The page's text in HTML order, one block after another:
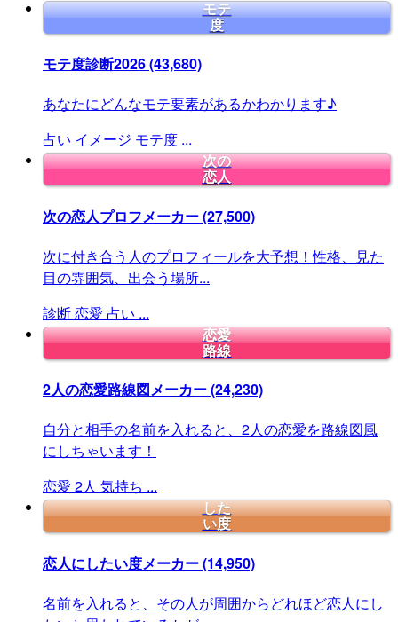
モテ
度
モテ度診断2026(43,680)
あなたにどんなモテ要素があるかわかります♪
占い イメージ モテ度 ...
次の
恋人
次の恋人プロフメーカー(27,500)
次に付き合う人のプロフィールを大予想！性格、見た
目の雰囲気、出会う場所...
診断恋愛 占い ...
恋愛
路線
2人の恋愛路線図メーカー(24,230)
自分と相手の名前を入れると、2人の恋愛を路線図風
にしちゃいます！
恋愛 2人 気持ち ...
した
い度
恋人にしたい度メーカー(14,950)
名前を入れると、その人が周囲からどれほど恋人にし